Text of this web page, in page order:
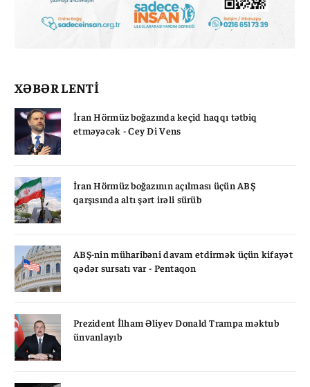
XƏBƏR LENTİ
İran Hörmüz boğazında keçid haqqı tətbiq
etməyəcək - Cey Di Vens
İran Hörmüz boğazının açılması üçün ABŞ
qarşısında altı şərt irəli sürüb
ABŞ-nin müharibəni davam etdirmək üçün kifayət
qədər sursatı var - Pentaqon
Prezident İlham Əliyev Donald Trampa məktub
ünvanlayıb